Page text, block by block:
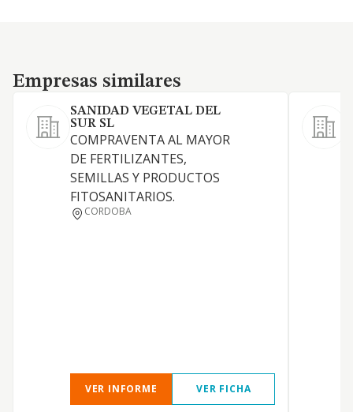
Empresas similares
Empresas similares
SANIDAD VEGETAL DEL
SUR SL
COMPRAVENTA AL MAYOR
DE FERTILIZANTES,
SEMILLAS Y PRODUCTOS
FITOSANITARIOS.
CORDOBA
VER INFORME VER FICHA